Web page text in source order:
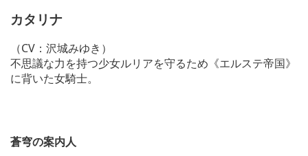
カタリナ
（CV：沢城みゆき）
不思議な力を持つ少女ルリアを守るため《エルステ帝国》
に背いた女騎士。
蒼穹の案内人